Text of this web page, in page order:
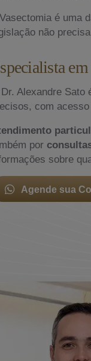
é uma
não
Alexandre Sato
com
por
sobre
Agende sua